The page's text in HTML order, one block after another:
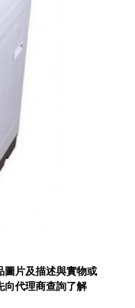
圖片及描述與實物或
向代理商查詢了解